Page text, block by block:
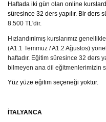
Yaz Okulu
Gurur Tablomuz
İletişim
Haftada iki gün olan online
süresince 32 ders yapılır. Bir ders
8.500 TL'dir.
Hızlandırılmış kurslarımız
(A1.1 Temmuz / A1.2 Ağustos)
haftadır. Eğitim süresince 32 ders
bilmeyen ana dil eğitmenlerimizin
Yüz yüze eğitim seçeneği yoktur.
İTALYANCA